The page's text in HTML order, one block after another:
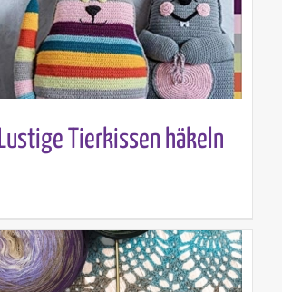
Lustige Tierkissen häkeln